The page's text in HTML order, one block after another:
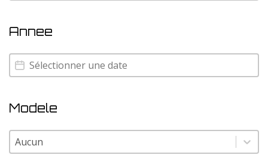
Annee
Annee
Annee
Modele
Modele
Modele